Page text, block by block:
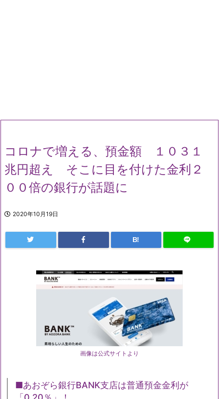
コロナで増える、預金額 １０３１
兆円超え そこに目を付けた金利２
００倍の銀行が話題に
2020年10月19日
B!
画像は公式サイトより
■あおぞら銀行BANK支店は普通預金金利が